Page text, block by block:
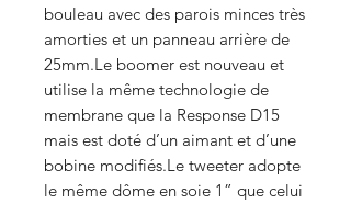
bouleau avec des parois minces très
amorties et un panneau arrière de
25mm.Le boomer est nouveau et
utilise la même technologie de
membrane que la Response D15
mais est doté d’un aimant et d’une
bobine modifiés.Le tweeter adopte
le même dôme en soie 1” que celui